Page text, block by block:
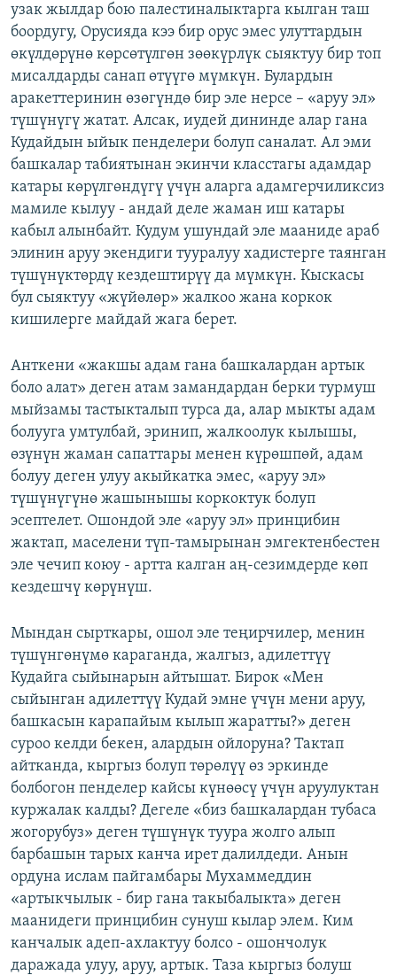
узак жылдар бою палестиналыктарга кылган таш
боордугу, Орусияда кээ бир орус эмес улуттардын
өкүлдөрүнө көрсөтүлгөн зөөкүрлүк сыяктуу бир топ
мисалдарды санап өтүүгө мүмкүн. Булардын
аракеттеринин өзөгүндө бир эле нерсе – «аруу эл»
түшүнүгү жатат. Алсак, иудей дининде алар гана
Кудайдын ыйык пенделери болуп саналат. Ал эми
башкалар табиятынан экинчи класстагы адамдар
катары көрүлгөндүгү үчүн аларга адамгерчиликсиз
мамиле кылуу - андай деле жаман иш катары
кабыл алынбайт. Кудум ушундай эле мааниде араб
элинин аруу экендиги тууралуу хадистерге таянган
түшүнүктөрдү кездештирүү да мүмкүн. Кыскасы
бул сыяктуу «жүйөлөр» жалкоо жана коркок
кишилерге майдай жага берет.
Анткени «жакшы адам гана башкалардан артык
боло алат» деген атам замандардан берки турмуш
мыйзамы тастыкталып турса да, алар мыкты адам
болууга умтулбай, эринип, жалкоолук кылышы,
өзүнүн жаман сапаттары менен күрөшпөй, адам
болуу деген улуу акыйкатка эмес, «аруу эл»
түшүнүгүнө жашынышы коркоктук болуп
эсептелет. Ошондой эле «аруу эл» принцибин
жактап, маселени түп-тамырынан эмгектенбестен
эле чечип коюу - артта калган аң-сезимдерде көп
кездешчү көрүнүш.
Мындан сырткары, ошол эле теңирчилер, менин
түшүнгөнүмө караганда, жалгыз, адилеттүү
Кудайга сыйынарын айтышат. Бирок «Мен
сыйынган адилеттүү Кудай эмне үчүн мени аруу,
башкасын карапайым кылып жаратты?» деген
суроо келди бекен, алардын ойлоруна? Тактап
айтканда, кыргыз болуп төрөлүү өз эркинде
болбогон пенделер кайсы күнөөсү үчүн аруулуктан
куржалак калды? Дегеле «биз башкалардан тубаса
жогорубуз» деген түшүнүк туура жолго алып
барбашын тарых канча ирет далилдеди. Анын
ордуна ислам пайгамбары Мухаммеддин
«артыкчылык - бир гана такыбалыкта» деген
маанидеги принцибин сунуш кылар элем. Ким
канчалык адеп-ахлактуу болсо - ошончолук
даражада улуу, аруу, артык. Таза кыргыз болуш